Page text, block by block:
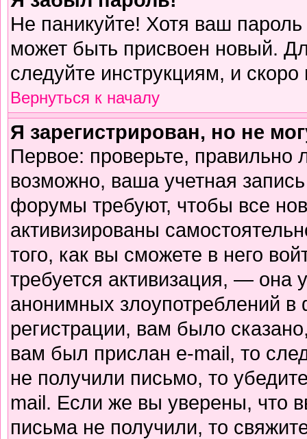
Не паникуйте! Хотя ваш
может быть присвоен новый.
следуйте инструкциям, и
Вернуться к началу
Я зарегистрирован, но не
Первое: проверьте,
возможно, ваша учетная
форумы требуют, чтобы все
активизированы
того, как вы сможете в него
требуется активизация, — она
анонимных злоупотреблений
регистрации, вам было
вам был прислан e-mail, то
не получили письмо, то
mail. Если же вы уверены, что
письма не получили, то